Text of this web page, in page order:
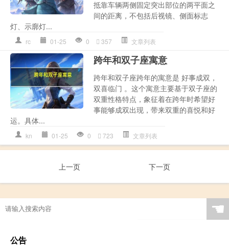
抵靠车辆两侧固定突出部位的两平面之
间的距离，不包括后视镜、侧面标志
灯、示廓灯...
rc 01-25 0 357 文章列表
跨年和双子座寓意
跨年和双子座跨年的寓意是 好事成双，
双喜临门 。这个寓意主要基于双子座的
双重性格特点，象征着在跨年时希望好
事能够成双出现，带来双重的喜悦和好
运。具体...
kn 01-25 0 723 文章列表
上一页 下一页
☚
公告